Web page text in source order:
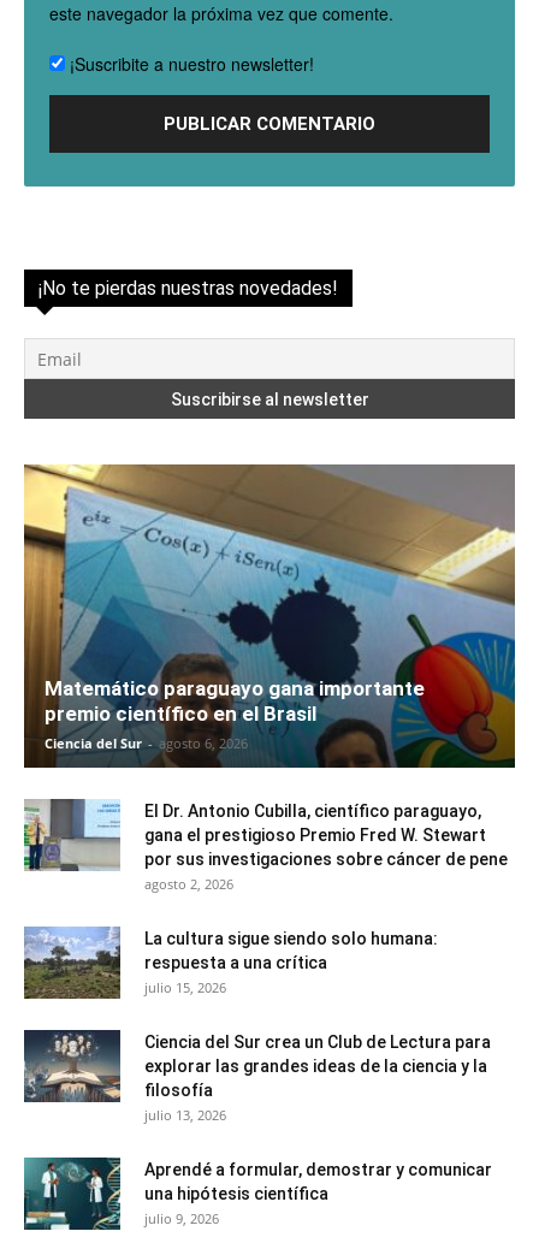
este navegador la próxima vez que comente.
¡Suscribite a nuestro newsletter!
¡No te pierdas nuestras novedades!
Matemático paraguayo gana importante
premio científico en el Brasil
Ciencia del Sur - agosto 6, 2026
El Dr. Antonio Cubilla, científico paraguayo,
gana el prestigioso Premio Fred W. Stewart
por sus investigaciones sobre cáncer de pene
agosto 2, 2026
La cultura sigue siendo solo humana:
respuesta a una crítica
julio 15, 2026
Ciencia del Sur crea un Club de Lectura para
explorar las grandes ideas de la ciencia y la
filosofía
julio 13, 2026
Aprendé a formular, demostrar y comunicar
una hipótesis científica
julio 9, 2026